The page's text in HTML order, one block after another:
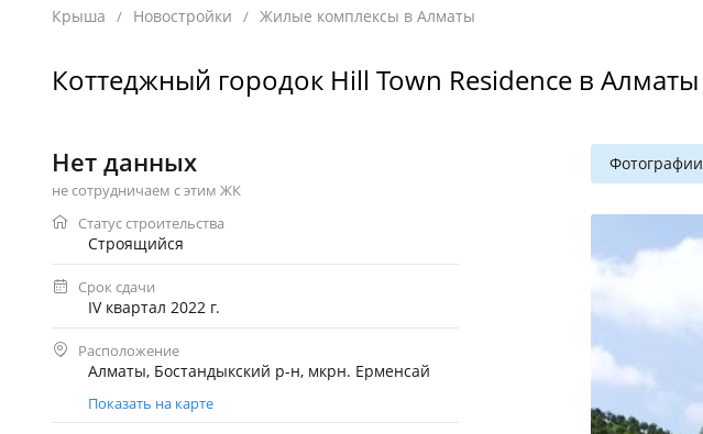
Крыша / Новостройки / Жилые комплексы в Алматы
Коттеджный городок Hill Town Residence в Алматы
Нет данных
не сотрудничаем с этим ЖК
Статус строительства
Строящийся
Срок сдачи
IV квартал 2022 г.
Расположение
Алматы, Бостандыкский р-н, мкрн. Ерменсай
Показать на карте
Фотографии